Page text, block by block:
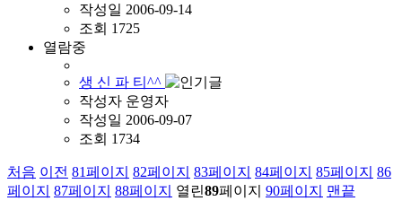
작성일 2006-09-14
조회 1725
열람중
생 신 파 티^^
작성자 운영자
작성일 2006-09-07
조회 1734
처음 이전 81페이지 82페이지 83페이지 84페이지 85페이지 86
페이지 87페이지 88페이지 열린89페이지 90페이지
맨끝